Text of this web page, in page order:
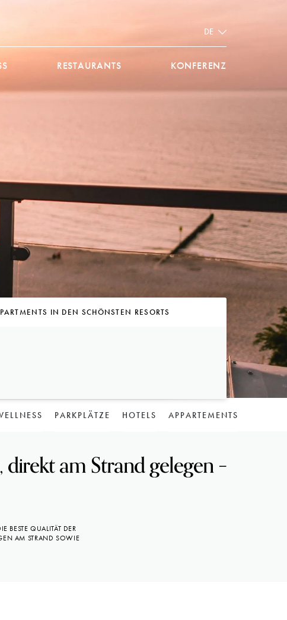
DE
RESTAURANTS KONFERENZ
IN DEN SCHÖNSTEN RESORTS
PARKPLÄTZE HOTELS APPARTEMENTS
am Strand gelegen –
BESTE QUALITÄT DER
AM STRAND SOWIE